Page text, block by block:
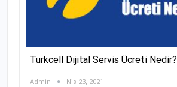
Turkcell Dijital Servis Ücreti Nedir?
Admin Nis 23, 2021